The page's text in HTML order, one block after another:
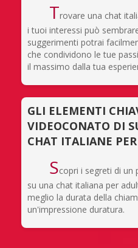
Trovare una chat
i tuoi interessi può
suggerimenti potrai
che condividono le tue
il massimo dalla tua
GLI ELEMENTI
VIDEOCONATO DI
CHAT ITALIANE
Scopri i segreti di un
su una chat italiana per
meglio la durata della
un'impressione duratura.